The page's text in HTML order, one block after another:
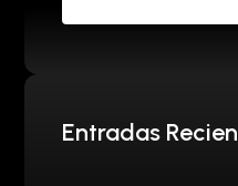
Entradas